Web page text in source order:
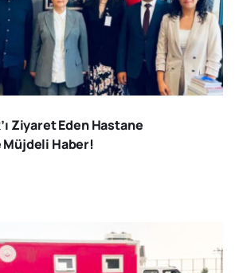
Ziyaret Eden Hastane
Haber!